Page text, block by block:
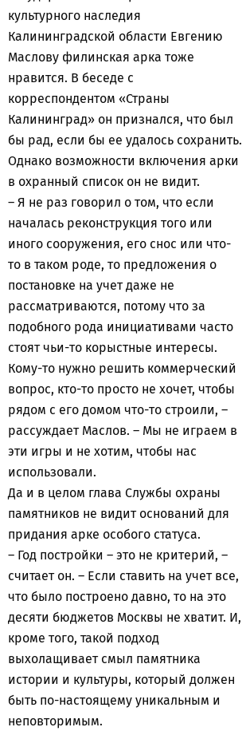
культурного наследия
Калининградской области Евгению
Маслову филинская арка тоже
нравится. В беседе с
корреспондентом «Страны
Калининград» он признался, что был
бы рад, если бы ее удалось сохранить.
Однако возможности включения арки
в охранный список он не видит.
– Я не раз говорил о том, что если
началась реконструкция того или
иного сооружения, его снос или что-
то в таком роде, то предложения о
постановке на учет даже не
рассматриваются, потому что за
подобного рода инициативами часто
стоят чьи-то корыстные интересы.
Кому-то нужно решить коммерческий
вопрос, кто-то просто не хочет, чтобы
рядом с его домом что-то строили, –
рассуждает Маслов. – Мы не играем в
эти игры и не хотим, чтобы нас
использовали.
Да и в целом глава Службы охраны
памятников не видит оснований для
придания арке особого статуса.
– Год постройки – это не критерий, –
считает он. – Если ставить на учет все,
что было построено давно, то на это
десяти бюджетов Москвы не хватит. И,
кроме того, такой подход
выхолащивает смыл памятника
истории и культуры, который должен
быть по-настоящему уникальным и
неповторимым.